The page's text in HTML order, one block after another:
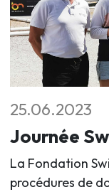
25.06.2023
Journée
La Fondation
procédures de